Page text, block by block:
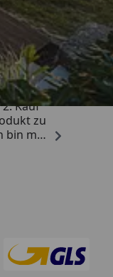
mir :
Kauf
zu
bin mit